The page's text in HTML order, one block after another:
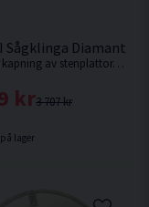
Sågklinga Diamant
Skiva för kapning av stenplattor, plast, glasfiber, polyesterbaserade produkter, glasfiberarmerad polyester, etc.
3 707 kr
kr
lager